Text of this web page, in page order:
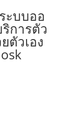
ะบบออ
การตัว
ตัวเอง